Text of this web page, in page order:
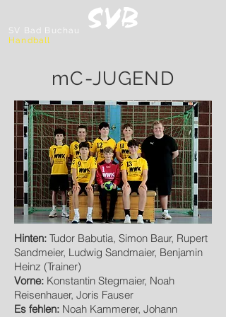
SV Bad Buchau
Handball
mC-JUGEND
Hinten: Tudor Babutia, Simon Baur, Rupert
Sandmeier, Ludwig Sandmaier, Benjamin
Heinz (Trainer)
Vorne: Konstantin Stegmaier, Noah
Reisenhauer, Joris Fauser
Es fehlen: Noah Kammerer, Johann